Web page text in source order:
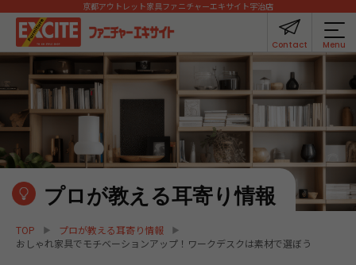
京都アウトレット家具ファニチャーエキサイト宇治店
Contact Menu
プロが教える耳寄り情報
TOP
プロが教える耳寄り情報
おしゃれ家具でモチベーションアップ！ワークデスクは素材で選ぼう